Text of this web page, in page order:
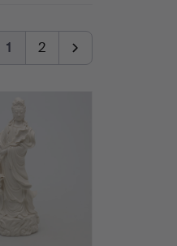
1 2